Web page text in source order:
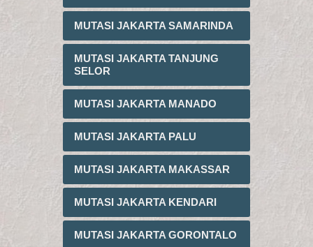
MUTASI JAKARTA SAMARINDA
MUTASI JAKARTA TANJUNG
SELOR
MUTASI JAKARTA MANADO
MUTASI JAKARTA PALU
MUTASI JAKARTA MAKASSAR
MUTASI JAKARTA KENDARI
MUTASI JAKARTA GORONTALO